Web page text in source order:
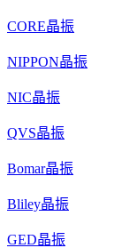
CORE晶振
NIPPON晶振
NIC晶振
QVS晶振
Bomar晶振
Bliley晶振
GED晶振